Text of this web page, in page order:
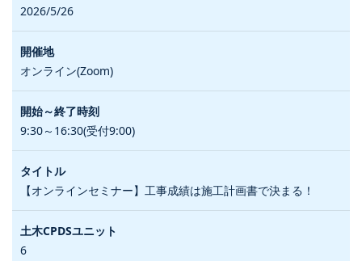
2026/5/26
オンライン(Zoom)
9:30～16:30(受付9:00)
【オンラインセミナー】工事成績は施工計画書で決まる！
6